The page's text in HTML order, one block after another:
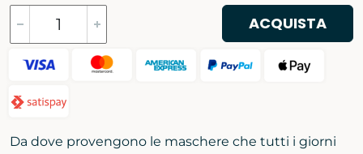
ACQUISTA
Da dove provengono le maschere che tutti i giorni